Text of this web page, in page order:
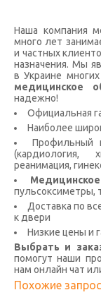
Наша компания
много лет
и частных
назначения. Мы
в Украине
медицинское
надежно!
Официальная
Наиболее
Профильный
(кардиология,
реанимация,
пульсоксиметры,
Доставка по
к двери
Низкие цены и
Выбрать и
помогут наши
нам онлайн чат
Похожие